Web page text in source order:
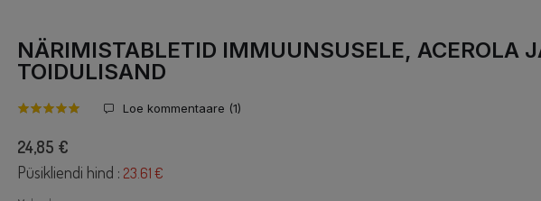
NÄRIMISTABLETID IMMUUNSUSELE, ACEROLA
TOIDULISAND
Loe kommentaare (1)
24,85 €
Püsikliendi hind : 23.61 €